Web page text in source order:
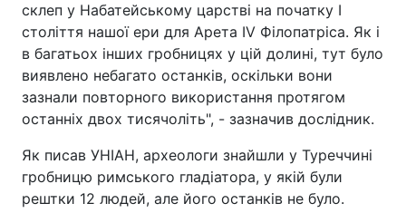
склеп у Набатейському царстві на початку I
століття нашої ери для Арета IV Філопатріса. Як і
в багатьох інших гробницях у цій долині, тут було
виявлено небагато останків, оскільки вони
зазнали повторного використання протягом
останніх двох тисячоліть", - зазначив дослідник.
Як писав УНІАН, археологи знайшли у Туреччині
гробницю римського гладіатора, у якій були
рештки 12 людей, але його останків не було.